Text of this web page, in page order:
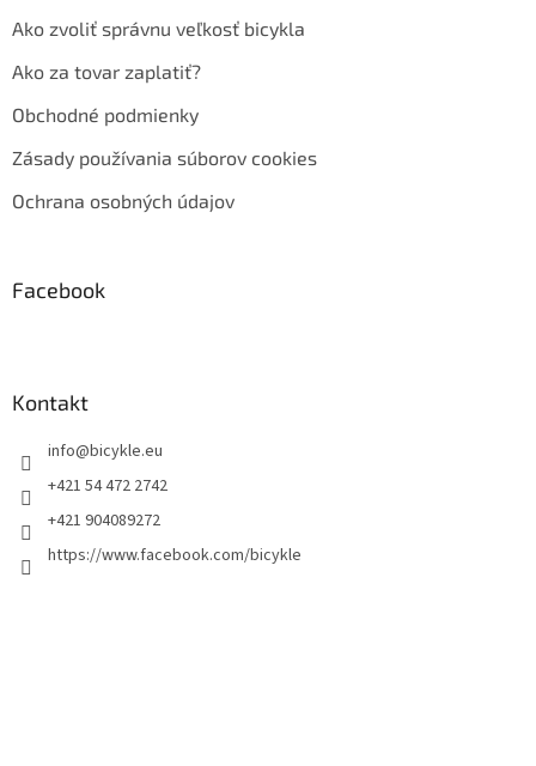
Ako zvoliť správnu veľkosť bicykla
Ako za tovar zaplatiť?
Obchodné podmienky
Zásady používania súborov cookies
Ochrana osobných údajov
Facebook
Kontakt
info@bicykle.eu
+421 54 472 2742
+421 904089272
https://www.facebook.com/bicykle